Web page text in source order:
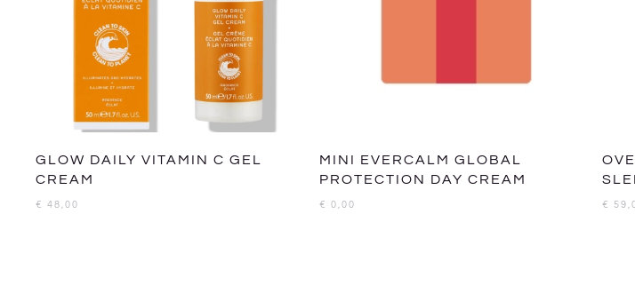
GLOW DAILY VITAMIN C GEL
CREAM
€ 48,00
MINI EVERCALM GLOBAL
PROTECTION DAY CREAM
€ 0,00 €